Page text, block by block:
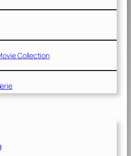
Collection